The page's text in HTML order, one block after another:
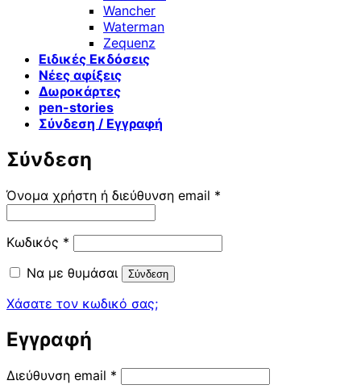
Wancher
Waterman
Zequenz
Ειδικές Εκδόσεις
Νέες αφίξεις
Δωροκάρτες
pen-stories
Σύνδεση / Εγγραφή
Σύνδεση
Όνομα χρήστη ή διεύθυνση email *
Κωδικός * Απαιτείται
Να με θυμάσαι
Σύνδεση
Χάσατε τον κωδικό σας;
Εγγραφή
Διεύθυνση email * Απαιτείται